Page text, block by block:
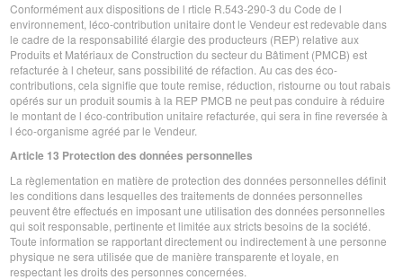
Conformément aux dispositions de l rticle R.543-290-3 du Code de l
environnement, léco-contribution unitaire dont le Vendeur est redevable dans
le cadre de la responsabilité élargie des producteurs (REP) relative aux
Produits et Matériaux de Construction du secteur du Bâtiment (PMCB) est
refacturée à l cheteur, sans possibilité de réfaction. Au cas des éco-
contributions, cela signifie que toute remise, réduction, ristourne ou tout rabais
opérés sur un produit soumis à la REP PMCB ne peut pas conduire à réduire
le montant de l éco-contribution unitaire refacturée, qui sera in fine reversée à
l éco-organisme agréé par le Vendeur.
Article 13 Protection des données personnelles
La règlementation en matière de protection des données personnelles définit
les conditions dans lesquelles des traitements de données personnelles
peuvent être effectués en imposant une utilisation des données personnelles
qui soit responsable, pertinente et limitée aux stricts besoins de la société.
Toute information se rapportant directement ou indirectement à une personne
physique ne sera utilisée que de manière transparente et loyale, en
respectant les droits des personnes concernées.